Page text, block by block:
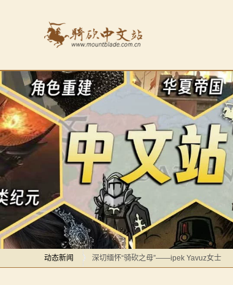
动态新闻
感谢你们，与我们一起缅怀ipek
【MOD精选】方旗直接原地坐牢！我的罗
深切缅怀“骑砍之母”——ipek Yavuz女士
新
动
态
骑
马
砍